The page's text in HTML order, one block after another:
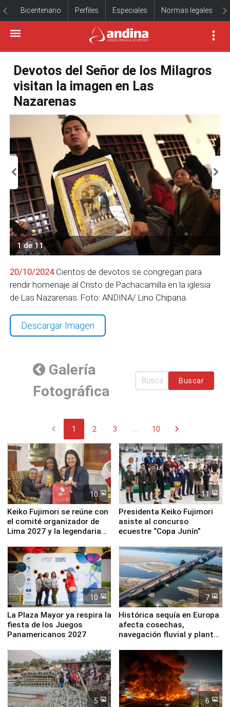
Bicentenario Perfiles Especiales Normas legales
Devotos del Señor de los Milagros
visitan la imagen en Las
Nazarenas
1 de 11
20/10/2024Cientos de devotos se congregan para
rendir homenaje al Cristo de Pachacamilla en la iglesia
de Las Nazarenas. Foto: ANDINA/ Lino Chipana.
Descargar Imagen
Galería
Fotográfica
Buscar
chevron_left 1 2 3 10 chevron_right
10
Keiko Fujimori se reúne con
el comité organizador de
Lima 2027 y la legendaria
11
Presidenta Keiko Fujimori
asiste al concurso
ecuestre “Copa Junín”
10
La Plaza Mayor ya respira la
fiesta de los Juegos
Panamericanos 2027
7
Histórica sequía en Europa
afecta cosechas,
navegación fluvial y plantas
5 6